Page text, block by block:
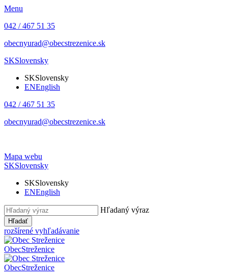
Menu
042 / 467 51 35
obecnyurad@obecstrezenice.sk
SKSlovensky
SKSlovensky
ENEnglish
042 / 467 51 35
obecnyurad@obecstrezenice.sk
Mapa webu
SKSlovensky
SKSlovensky
ENEnglish
Hľadaný výraz
Hľadať
rozšírené vyhľadávanie
ObecStreženice
ObecStreženice